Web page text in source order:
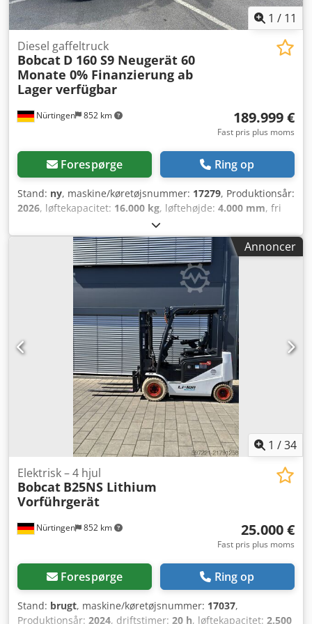
1 / 11
Nürtingen 852 km
Diesel gaffeltruck
Bobcat D 160 S9 Neugerät 60
Monate 0% Finanzierung ab
Lager verfügbar
189.999 €
Fast pris plus moms
Forespørge Ring op
Stand: ny, maskine/køretøjsnummer: 17279, Produktionsår:
2026, løftekapacitet: 16.000 kg, løftehøjde: 4.000 mm, fri
, lastcentrum:
brændstoftype:diesel, mastetype:triplex, bygningshøjde:
, gaffellængde:2.400 mm, forhjulsdækstørrelse:
12.00-20 100%, bagdækseldimension:12.00-20 100%
samlet vægt:19.300 kg kabine, 5218640 Cjdpfx
Aszp T Aujlnjha Serienummer: FDC0H-5107-00494
Annoncer
1 /34
Nürtingen 852 km
Elektrisk – 4 hjul
Bobcat B25NS Lithium
Vorführgerät
25.000 €
Fast pris plus moms
Forespørge Ring op
Stand: brugt, maskine/køretøjsnummer: 17037,
Produktionsår: 2024, driftstimer: 20 h, løftekapacitet: 2.500